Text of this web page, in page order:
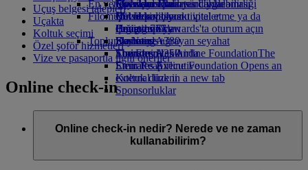
İçecekler
Filomuz
Boeing 777
Emirates A380
Emirates A350
Emirates Executive
Koltuk düzeni
Çocuklar için oyuncaklar
Çocuklar için aktiviteler
Operasyonların sürdürülebilirliği
Çevre politikası
Çevre raporları
Toplumlarımız
The Emirates Airline FoundationThe
Emirates Airline Foundation Opens an
external link in a new tab
Sponsorluklar
En yeni varış noktaları
Helsinki
Hangzhou'ya
Da Nang
Shenzhen
Siem Reap
Skywards Rail
Mil Hesaplayıcı
Emirates Skywards'ta oturum açın
Skywards+
Mobil ve Emirates Uygulaması
Bir rezervasyonu iptal etme ya da
değiştirme
Kesintiye uğrayan seyahat
Emirates Hakkında
Uçuş belgesi talepleri
Uçakta
Koltuk seçimi
Özel şoför hizmetleri
Vize ve pasaportla ilgili öneriler
Online check-in
Online check-in nedir? Nerede ve ne zaman
kullanabilirim?